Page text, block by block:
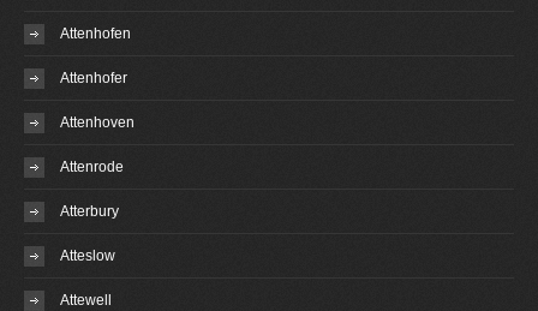
Attenhofen
Attenhofer
Attenhoven
Attenrode
Atterbury
Atteslow
Attewell